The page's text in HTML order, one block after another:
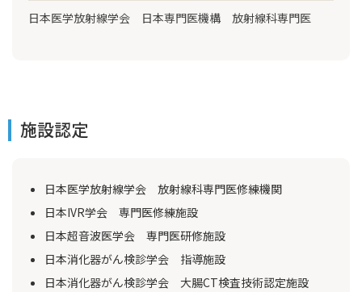
日本医学放射線学会 日本専門医機構 放射線科専門医
施設認定
日本医学放射線学会 放射線科専門医修練機関
日本IVR学会 専門医修練施設
日本超音波医学会 専門医研修施設
日本消化器がん検診学会 指導施設
日本消化器がん検診学会 大腸CT検査技術認定施設